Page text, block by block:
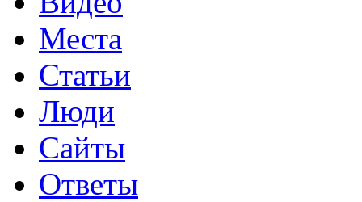
Места
Статьи
Люди
Сайты
Ответы